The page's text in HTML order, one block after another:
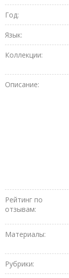
Год:
Язык:
Коллекции:
Описание:
Рейтинг по
отзывам:
Материалы:
Рубрики: